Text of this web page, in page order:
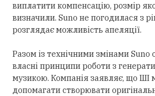
виплатити компенсацію, розмір
визначили. Suno не погодилася з
розглядає можливість апеляції.
Разом із технічними змінами
власні принципи роботи з
музикою. Компанія заявляє, що ШІ
допомагати створювати